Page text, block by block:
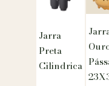
Jarra
Preta
Cilindrica